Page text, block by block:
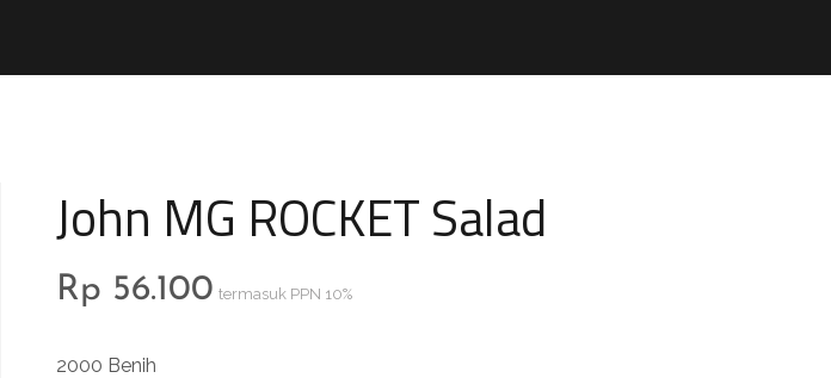
John MG ROCKET Salad
Rp 56.100 termasuk PPN 10%
2000 Benih